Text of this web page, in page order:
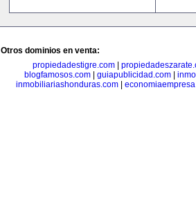
Otros dominios en venta:
propiedadestigre.com
blogfamosos.com
guiapublicidad.com
inmobiliariashonduras.com